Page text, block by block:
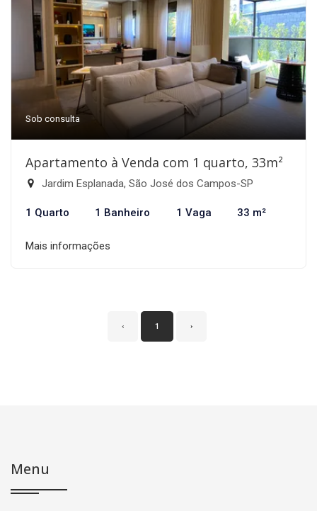
Sob consulta
Apartamento à Venda com 1 quarto, 33m²
Jardim Esplanada, São José dos Campos-SP
1 Quarto 1 Banheiro 1 Vaga 33 m²
Mais informações
‹ 1 ›
Menu